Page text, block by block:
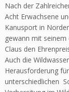
Nach der
Acht Erwachsene
Kanusport in
gewann mit seinem
Claus den
Auch die
Herausforderung
unterschiedlichen